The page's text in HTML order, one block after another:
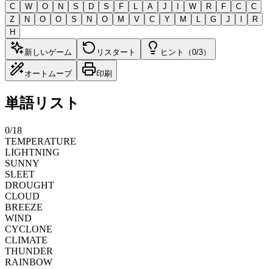
C
W O N S D S F L A J I W R F C
C
Z
N O O S N O M V C Y M L G J I
R
H
新しいゲーム リスタート ヒント（0/3）
オートムーブ 印刷
単語リスト
0/18
TEMPERATURE
LIGHTNING
SUNNY
SLEET
DROUGHT
CLOUD
BREEZE
WIND
CYCLONE
CLIMATE
THUNDER
RAINBOW